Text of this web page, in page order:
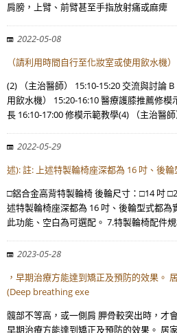
肩膀，上臂、前臂甚至手指放射痛或麻痺
2022-05-08
（請利用時間自行至化妝室或使用飲水機
(2) （主治醫師） 15:10-15:20 交流與討論
用飲水機） 15:20-16:10 醫療護膝推薦修
長 16:10-17:00 修模示範教學(4) （主治醫
2022-05-29
述): 註: 上述特製輪椅座深都為 16 吋、後
□鋁合金高背特製輪椅 後輪尺寸：□14 吋
述特製輪椅座深都為 16 吋、後輪型式都
此功能、空白為可選配。 7.特製輪椅配件
2023-05-28
，早期治療方能達到矯正及預防的效果。
(Deep breathing exe
髖部不等高，或一側肩 胛骨較突出時，才
早期治療方能達到矯正及預防的效果。 居